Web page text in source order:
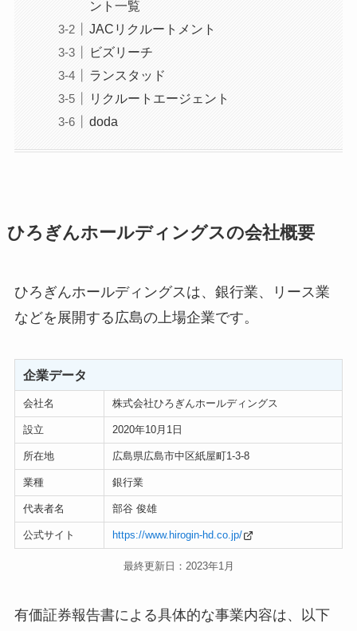
ント一覧
JACリクルートメント
ビズリーチ
ランスタッド
リクルートエージェント
doda
ひろぎんホールディングスの会社概要
ひろぎんホールディングスは、銀行業、リース業
などを展開する広島の上場企業です。
企業データ
会社名 株式会社ひろぎんホールディングス
設立 2020年10月1日
所在地 広島県広島市中区紙屋町1-3-8
業種 銀行業
代表者名 部谷 俊雄
公式サイト https://www.hirogin-hd.co.jp/
最終更新日：2023年1月
有価証券報告書による具体的な事業内容は、以下